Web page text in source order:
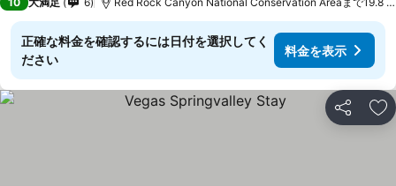
正確な料金を確認するには日付を選択してく
ださい
料金を表示
シェア お